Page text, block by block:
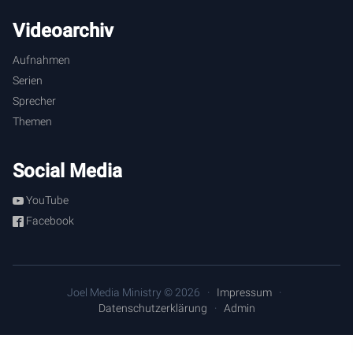
Videoarchiv
Aufnahmen
Serien
Sprecher
Themen
Social Media
YouTube
Facebook
Joel Media Ministry © 2026
Impressum
Datenschutzerklärung
Admin